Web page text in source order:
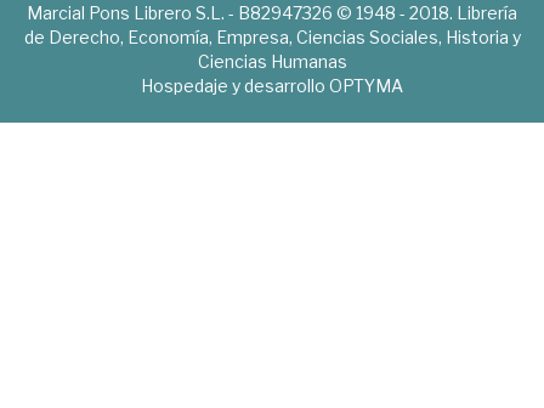
Marcial Pons Librero S.L. - B82947326 © 1948 - 2018. Librería
de Derecho, Economía, Empresa, Ciencias Sociales, Historia y
Ciencias Humanas
Hospedaje y desarrollo OPTYMA